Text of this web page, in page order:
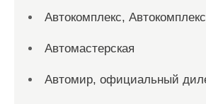
Автокомплекс, Автокомплекс
Автомастерская
Автомир, официальный